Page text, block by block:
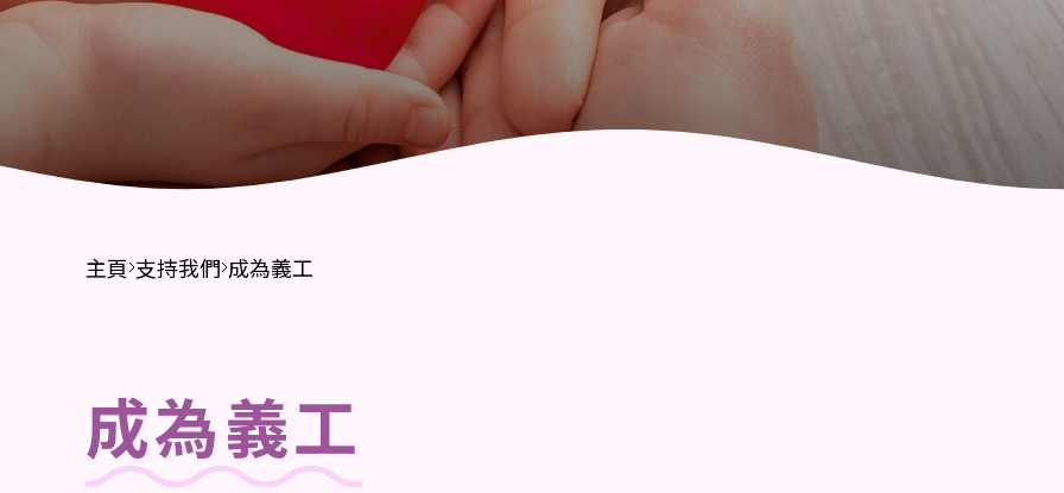
招標公告
主頁 支持我們 成為義工
成為義工